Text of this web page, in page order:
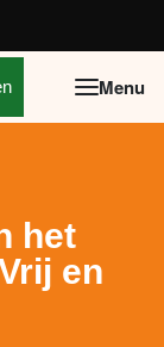
het
en